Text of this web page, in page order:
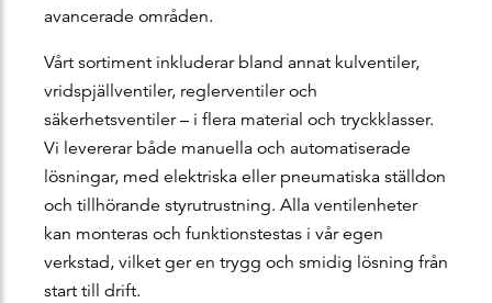
avancerade områden.
Vårt sortiment inkluderar bland annat kulventiler,
vridspjällventiler, reglerventiler och
säkerhetsventiler – i flera material och tryckklasser.
Vi levererar både manuella och automatiserade
lösningar, med elektriska eller pneumatiska ställdon
och tillhörande styrutrustning. Alla ventilenheter
kan monteras och funktionstestas i vår egen
verkstad, vilket ger en trygg och smidig lösning från
start till drift.